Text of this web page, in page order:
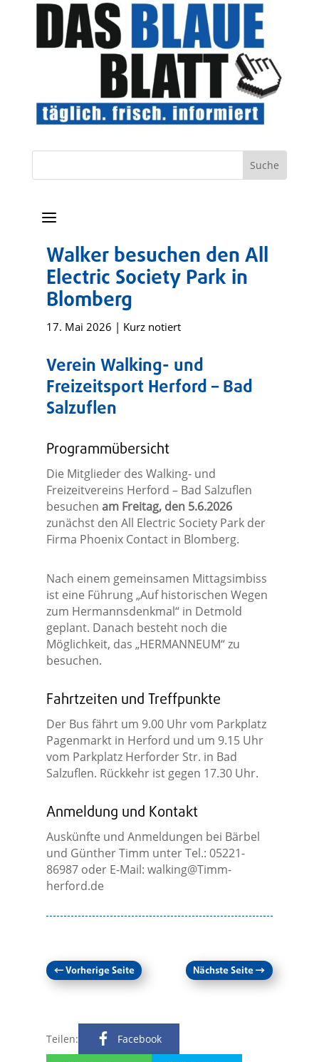
a
Walker besuchen den All
Electric Society Park in
Blomberg
17. Mai 2026 | Kurz notiert
Verein Walking- und
Freizeitsport Herford – Bad
Salzuflen
Programmübersicht
Die Mitglieder des Walking- und
Freizeitvereins Herford – Bad Salzuflen
besuchen am Freitag, den 5.6.2026
zunächst den All Electric Society Park der
Firma Phoenix Contact in Blomberg.
Nach einem gemeinsamen Mittagsimbiss
ist eine Führung „Auf historischen Wegen
zum Hermannsdenkmal“ in Detmold
geplant. Danach besteht noch die
Möglichkeit, das „HERMANNEUM“ zu
besuchen.
Fahrtzeiten und Treffpunkte
Der Bus fährt um 9.00 Uhr vom Parkplatz
Pagenmarkt in Herford und um 9.15 Uhr
vom Parkplatz Herforder Str. in Bad
Salzuflen. Rückkehr ist gegen 17.30 Uhr.
Anmeldung und Kontakt
Auskünfte und Anmeldungen bei Bärbel
und Günther Timm unter Tel.: 05221-
86987 oder E-Mail: walking@Timm-
herford.de
←Vorherige Seite Nächste Seite→
Teilen: Facebook